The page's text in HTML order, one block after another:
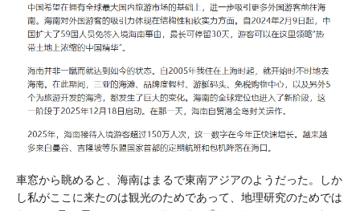
車窓から眺めると、海南はまるで東南アジアのようだった。しか
し私がここに来たのは観光のためであって、地理研究のためでは